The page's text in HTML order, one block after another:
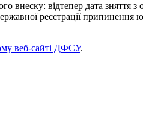
відтепер дата зняття з
реєстрації припинення
веб-сайті ДФСУ.